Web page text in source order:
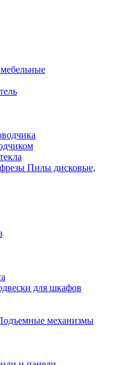
Пилы дисковые,
для шкафов
механизмы